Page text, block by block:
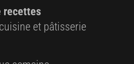
recettes
et pâtisserie